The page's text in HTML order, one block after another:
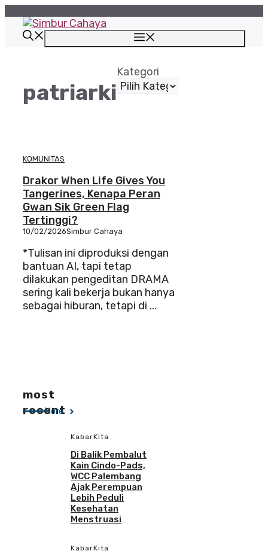
patriarki
Kategori
KOMUNITAS
Drakor When Life Gives You
Tangerines, Kenapa Peran
Gwan Sik Green Flag
Tertinggi?
10/02/2026Simbur Cahaya
*Tulisan ini diproduksi dengan
bantuan AI, tapi tetap
dilakukan pengeditan DRAMA
sering kali bekerja bukan hanya
sebagai hiburan, tetapi di ...
most
recent
More
KabarKita
Di Balik Pembalut
Kain Cindo-Pads,
WCC Palembang
Ajak Perempuan
Lebih Peduli
Kesehatan
Menstruasi
KabarKita